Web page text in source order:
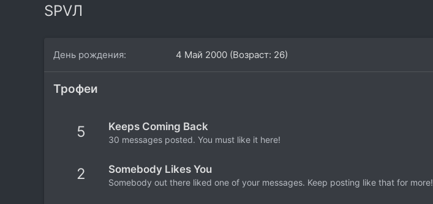
SPVЛ
День рождения 4 Май 2000 (Возраст: 26)
Трофеи
5 Keeps Coming Back
30 messages posted. You must like it here!
2 Somebody Likes You
Somebody out there liked one of your messages. Keep posting like that for more!